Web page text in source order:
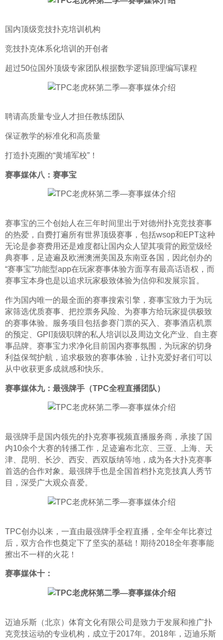
国内顶级竞技扑克培训机构
竞技扑克体系化培训的开创者
超过50位国外顶级专家团队根据数学逻辑原理编写课程
聘请高质量专业人才担任教练团队
保证教学的标准化和高质量
打造扑克圈的“黄埔军校”！
赛事媒体八：赛事宝
赛事宝的三个创始人在三年时间里出于对德州扑克竞技赛事
的热爱，自费打遍所有世界顶级赛事，包括wsop和EPT这种
无论是参赛费用还是难度都让国内众人望其项背的殿堂级经
典赛事，足迹遍及欧洲澳洲美国及东南亚各国，因此创办的
“赛事宝”功能型app在玩家赛事体验方面享有最高话语权，而
赛事宝本身也是以追求玩家极致体验为信仰和发展宗旨。
作为国内唯一的最全面的赛事搜索引擎，赛事宝致力于为玩
家筛选优质赛事、把控票务风险、为赛事方给玩家提供极致
的赛事体验。服务项目包括参赛门票的买入、赛事酒店机票
的预定、GPI顶级职牌的私人培训以及周边文化产业、自主赛
事品牌。赛事宝力求净化目前国内赛事氛围，为玩家的切身
利益保驾护航，追求极致的赛事体验，让扑克爱好者们可以
从中收获更多成就感和快乐。
赛事媒体九：最强牌手（TPC全程直播团队）
最强牌手是国内领先的扑克赛事视频直播服务商，承接了国
内10余个大赛的转播工作，足迹遍布北京、三亚、上海、天
津、昆明、长沙、西安、西双版纳等地，成为各大扑克赛事
首选的合作对象。最强牌手也是全国首档扑克竞技真人秀节
目，深受广大观众喜爱。
TPC创办以来，一直由最强牌手全程直播，全年全年比赛过
后，双方合作也奠定下了坚实的基础！期待2018全年赛事能
擦出不一样的火花！
赛事媒体十：
迈迪乐斯（北京）体育文化有限公司是致力于发展和推广扑
克竞技运动的专业机构，成立于2017年。2018年，迈迪乐斯